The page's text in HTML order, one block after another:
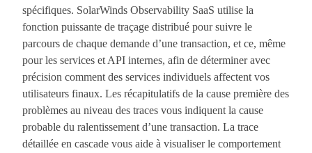
spécifiques. SolarWinds Observability SaaS utilise la
fonction puissante de traçage distribué pour suivre le
parcours de chaque demande d’une transaction, et ce, même
pour les services et API internes, afin de déterminer avec
précision comment des services individuels affectent vos
utilisateurs finaux. Les récapitulatifs de la cause première des
problèmes au niveau des traces vous indiquent la cause
probable du ralentissement d’une transaction. La trace
détaillée en cascade vous aide à visualiser le comportement